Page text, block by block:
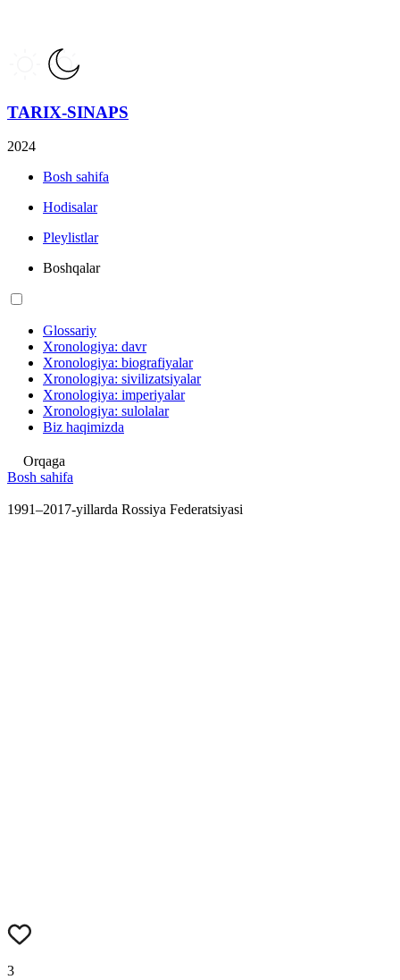
TARIX-SINAPS
2024
Bosh sahifa
Hodisalar
Pleylistlar
Boshqalar
Glossariy
Xronologiya: davr
Xronologiya: biografiyalar
Xronologiya: sivilizatsiyalar
Xronologiya: imperiyalar
Xronologiya: sulolalar
Biz haqimizda
Orqaga
Bosh sahifa
1991–2017-yillarda Rossiya Federatsiyasi
3